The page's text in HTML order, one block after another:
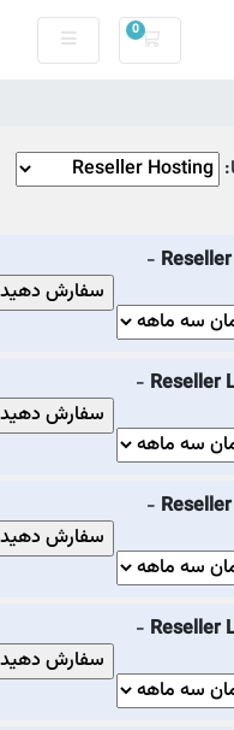
0
کارت خرید
-
Reseller
-
-
Reseller
-